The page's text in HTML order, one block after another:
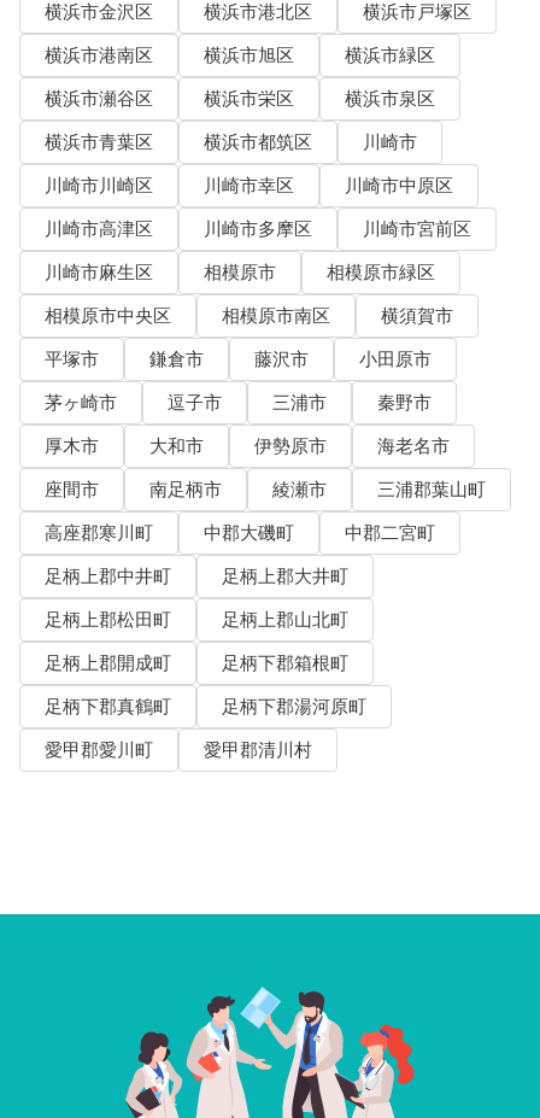
横浜市金沢区
横浜市港北区
横浜市戸塚区
横浜市港南区
横浜市旭区
横浜市緑区
横浜市瀬谷区
横浜市栄区
横浜市泉区
横浜市青葉区
横浜市都筑区
川崎市
川崎市川崎区
川崎市幸区
川崎市中原区
川崎市高津区
川崎市多摩区
川崎市宮前区
川崎市麻生区
相模原市
相模原市緑区
相模原市中央区
相模原市南区
横須賀市
平塚市
鎌倉市 藤沢市
小田原市
茅ヶ崎市
逗子市 三浦市
秦野市
厚木市
大和市 伊勢原市
海老名市
座間市
南足柄市 綾瀬市
三浦郡葉山町
高座郡寒川町
中郡大磯町
中郡二宮町
足柄上郡中井町
足柄上郡大井町
足柄上郡松田町
足柄上郡山北町
足柄上郡開成町
足柄下郡箱根町
足柄下郡真鶴町
足柄下郡湯河原町
愛甲郡愛川町
愛甲郡清川村